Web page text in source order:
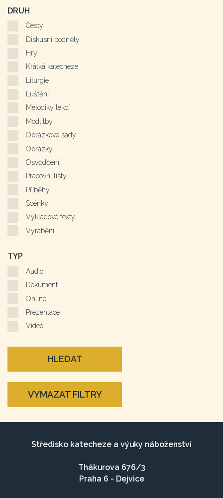
DRUH
Cesty
Diskusní podněty
Hry
Krátká katecheze
Liturgie
Luštění
Metodiky lekcí
Modlitby
Obrázkové sady
Obrázky
Osvědčení
Pracovní listy
Příběhy
Scénky
Výkladové texty
Vyrábění
TYP
Audio
Dokument
Online
Prezentace
Video
HLEDAT
VYMAZAT FILTRY
Středisko katecheze a výuky náboženství
Thákurova 676/3
Praha 6 - Dejvice